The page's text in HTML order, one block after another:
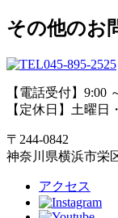
その他のお
045-895-2525
【電話受付】9:00
【定休日】土曜日
〒244-0842
神奈川県横浜市栄
アクセス